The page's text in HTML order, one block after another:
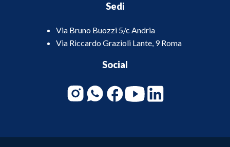
Sedi
Via Bruno Buozzi 5/c Andria
Via Riccardo Grazioli Lante, 9 Roma
Social